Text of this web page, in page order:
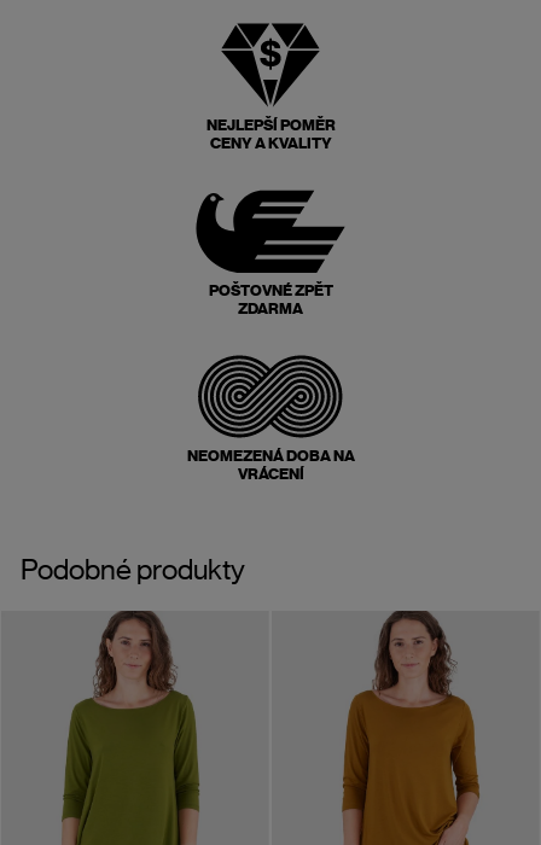
NEJLEPŠÍ POMĚR
CENY A KVALITY
POŠTOVNÉ ZPĚT
ZDARMA
NEOMEZENÁ DOBA NA
VRÁCENÍ
Podobné produkty